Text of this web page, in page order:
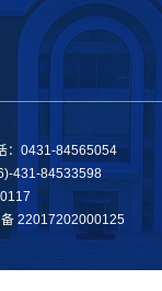
0431-84565054
431-84533598
22017202000125